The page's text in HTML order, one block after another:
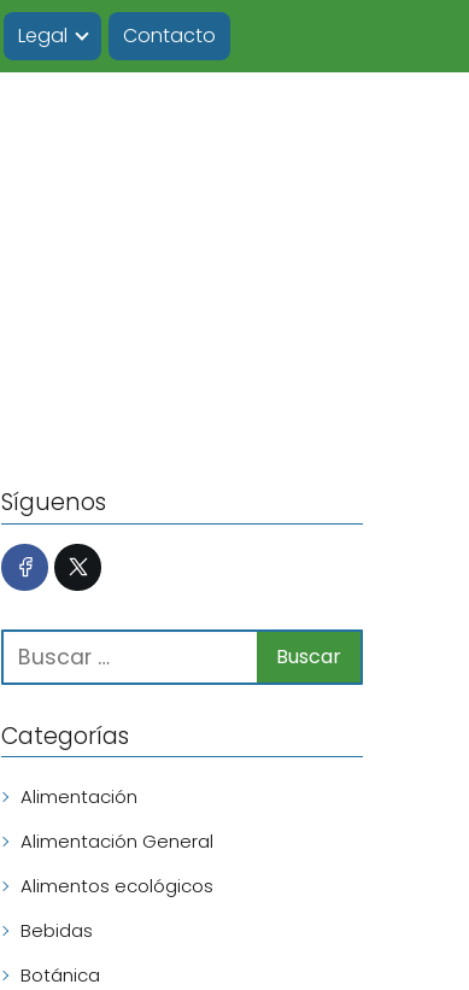
Legal Contacto
Síguenos
Categorías
Alimentación
Alimentación General
Alimentos ecológicos
Bebidas
Botánica